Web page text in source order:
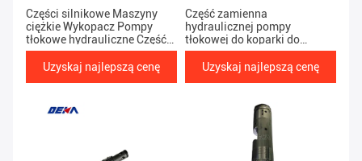
Części silnikowe Maszyny
ciężkie Wykopacz Pompy
tłokowe hydrauliczne Część
zapasowa SK450 Główny
zawór awaryjny dla pompy
Uzyskaj najlepszą cenę
Część zamienna
hydraulicznej pompy
tłokowej do koparki do
ciężkiego sprzętu SK120-1
Główny zawór rozdzielczy do
Uzyskaj najlepszą cenę